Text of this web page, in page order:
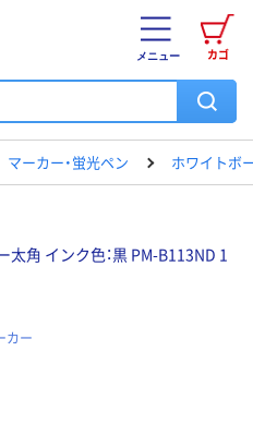
カゴ
メニュー
マーカー・蛍光ペン ホワイトボ
角 インク色：黒 PM-B113ND 1
カー